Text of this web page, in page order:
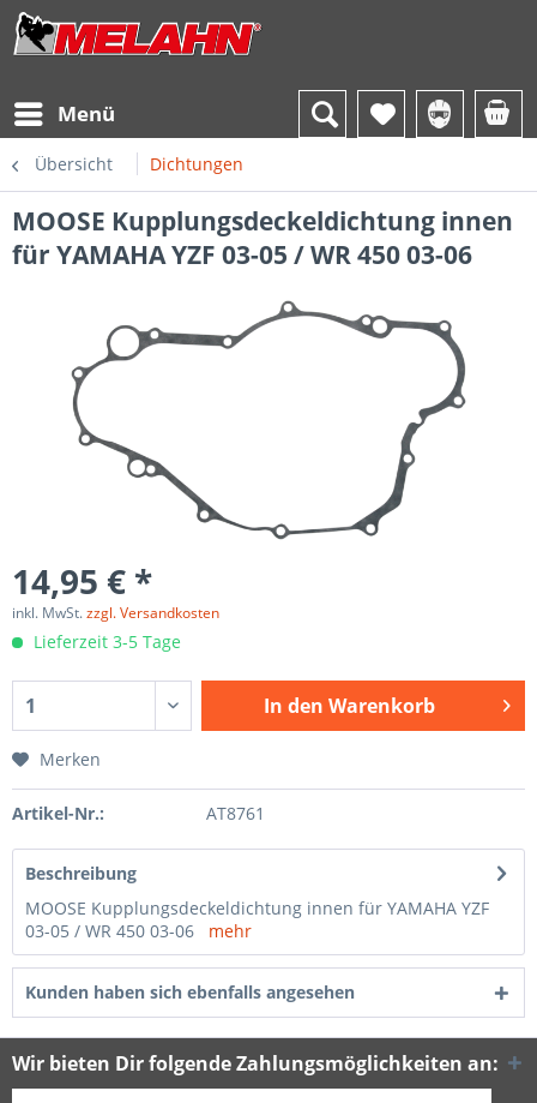
Menü
Übersicht Dichtungen
MOOSE Kupplungsdeckeldichtung innen
für YAMAHA YZF 03-05 / WR 450 03-06
14,95 € *
inkl. MwSt.zzgl. Versandkosten
Lieferzeit 3-5 Tage
In den Warenkorb
Merken
Artikel-Nr.: AT8761
Beschreibung
MOOSE Kupplungsdeckeldichtung innen für YAMAHA YZF
03-05 / WR 450 03-06 mehr
Kunden haben sich ebenfalls angesehen
Wir bieten Dir folgende Zahlungsmöglichkeiten an: